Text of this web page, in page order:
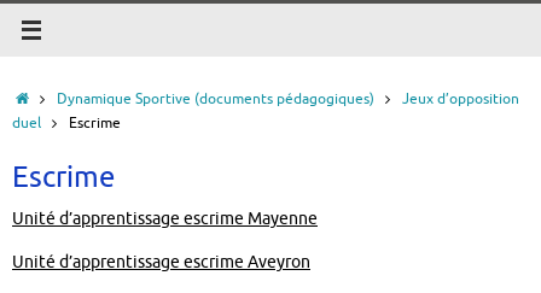
AccueilDynamique Sportive (documents pédagogiques)
Jeux d’opposition
duel
Escrime
Escrime
Unité d’apprentissage escrime Mayenne
Unité d’apprentissage escrime Aveyron